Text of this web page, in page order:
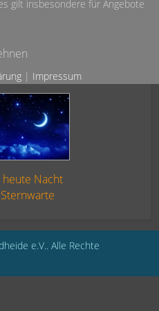
heute Nacht
e.V.. Alle Rechte
gilt insbesondere für Angebote
| Impressum